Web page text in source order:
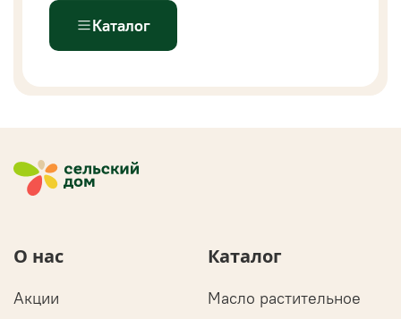
Каталог
О нас
Акции
Каталог
Масло растительное